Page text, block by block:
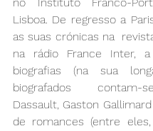
Lisboa. De regresso a
as suas crónicas na
na rádio France Inter,
biografias (na sua
biografados
Dassault, Gaston
de romances (entre eles,